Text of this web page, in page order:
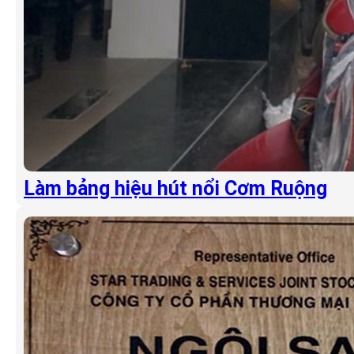
Làm bảng hiệu hút nổi Cơm Ruộng